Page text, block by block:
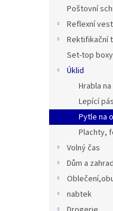
Poštovní
Reflexní
Rektifikační
Set-top boxy
Úklid
Hrabla
Lepící
Pytle na
Plachty,
Volný čas
Dům a
nabtek